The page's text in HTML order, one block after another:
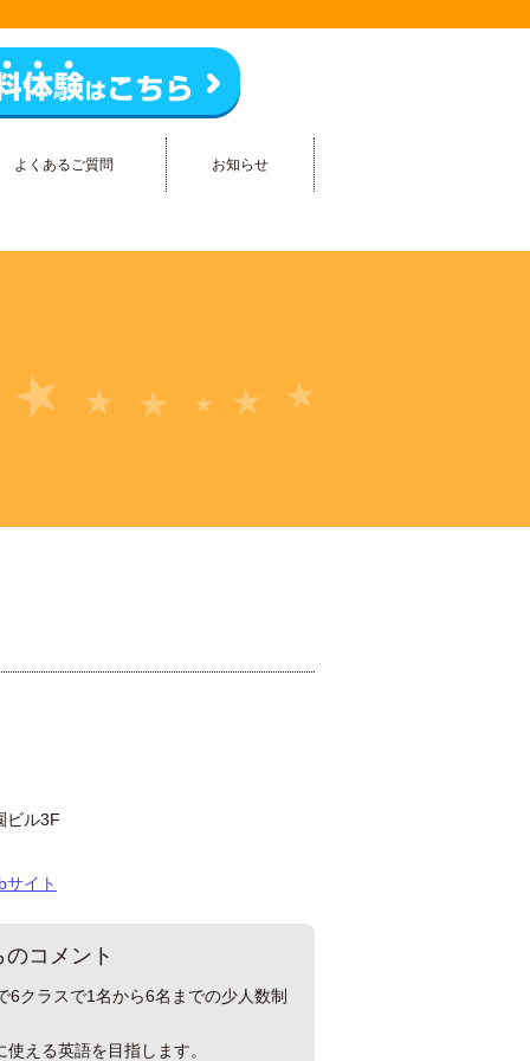
よくあるご質問 お知らせ
ビル3F
イト
コメント
6クラスで1名から6名までの少人数制
使える英語を目指します。